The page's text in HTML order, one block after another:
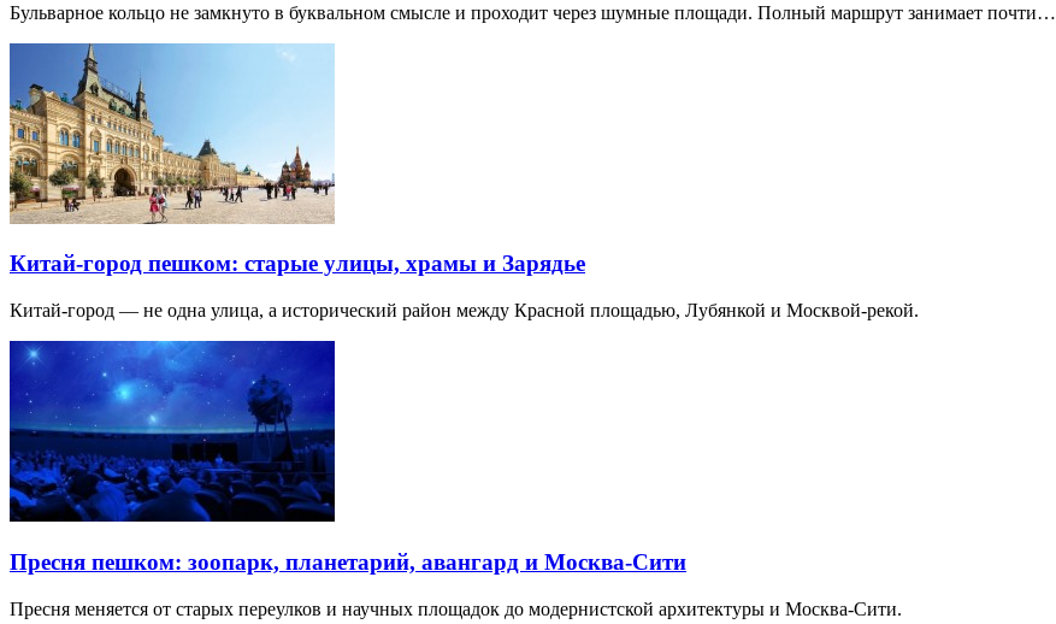
Бульварное кольцо не замкнуто в буквальном смысле и проходит через шумные площади. Полный маршрут занимает почти…
Китай-город пешком: старые улицы, храмы и Зарядье
Китай-город — не одна улица, а исторический район между Красной площадью, Лубянкой и Москвой-рекой.
Пресня пешком: зоопарк, планетарий, авангард и Москва-Сити
Пресня меняется от старых переулков и научных площадок до модернистской архитектуры и Москва-Сити.